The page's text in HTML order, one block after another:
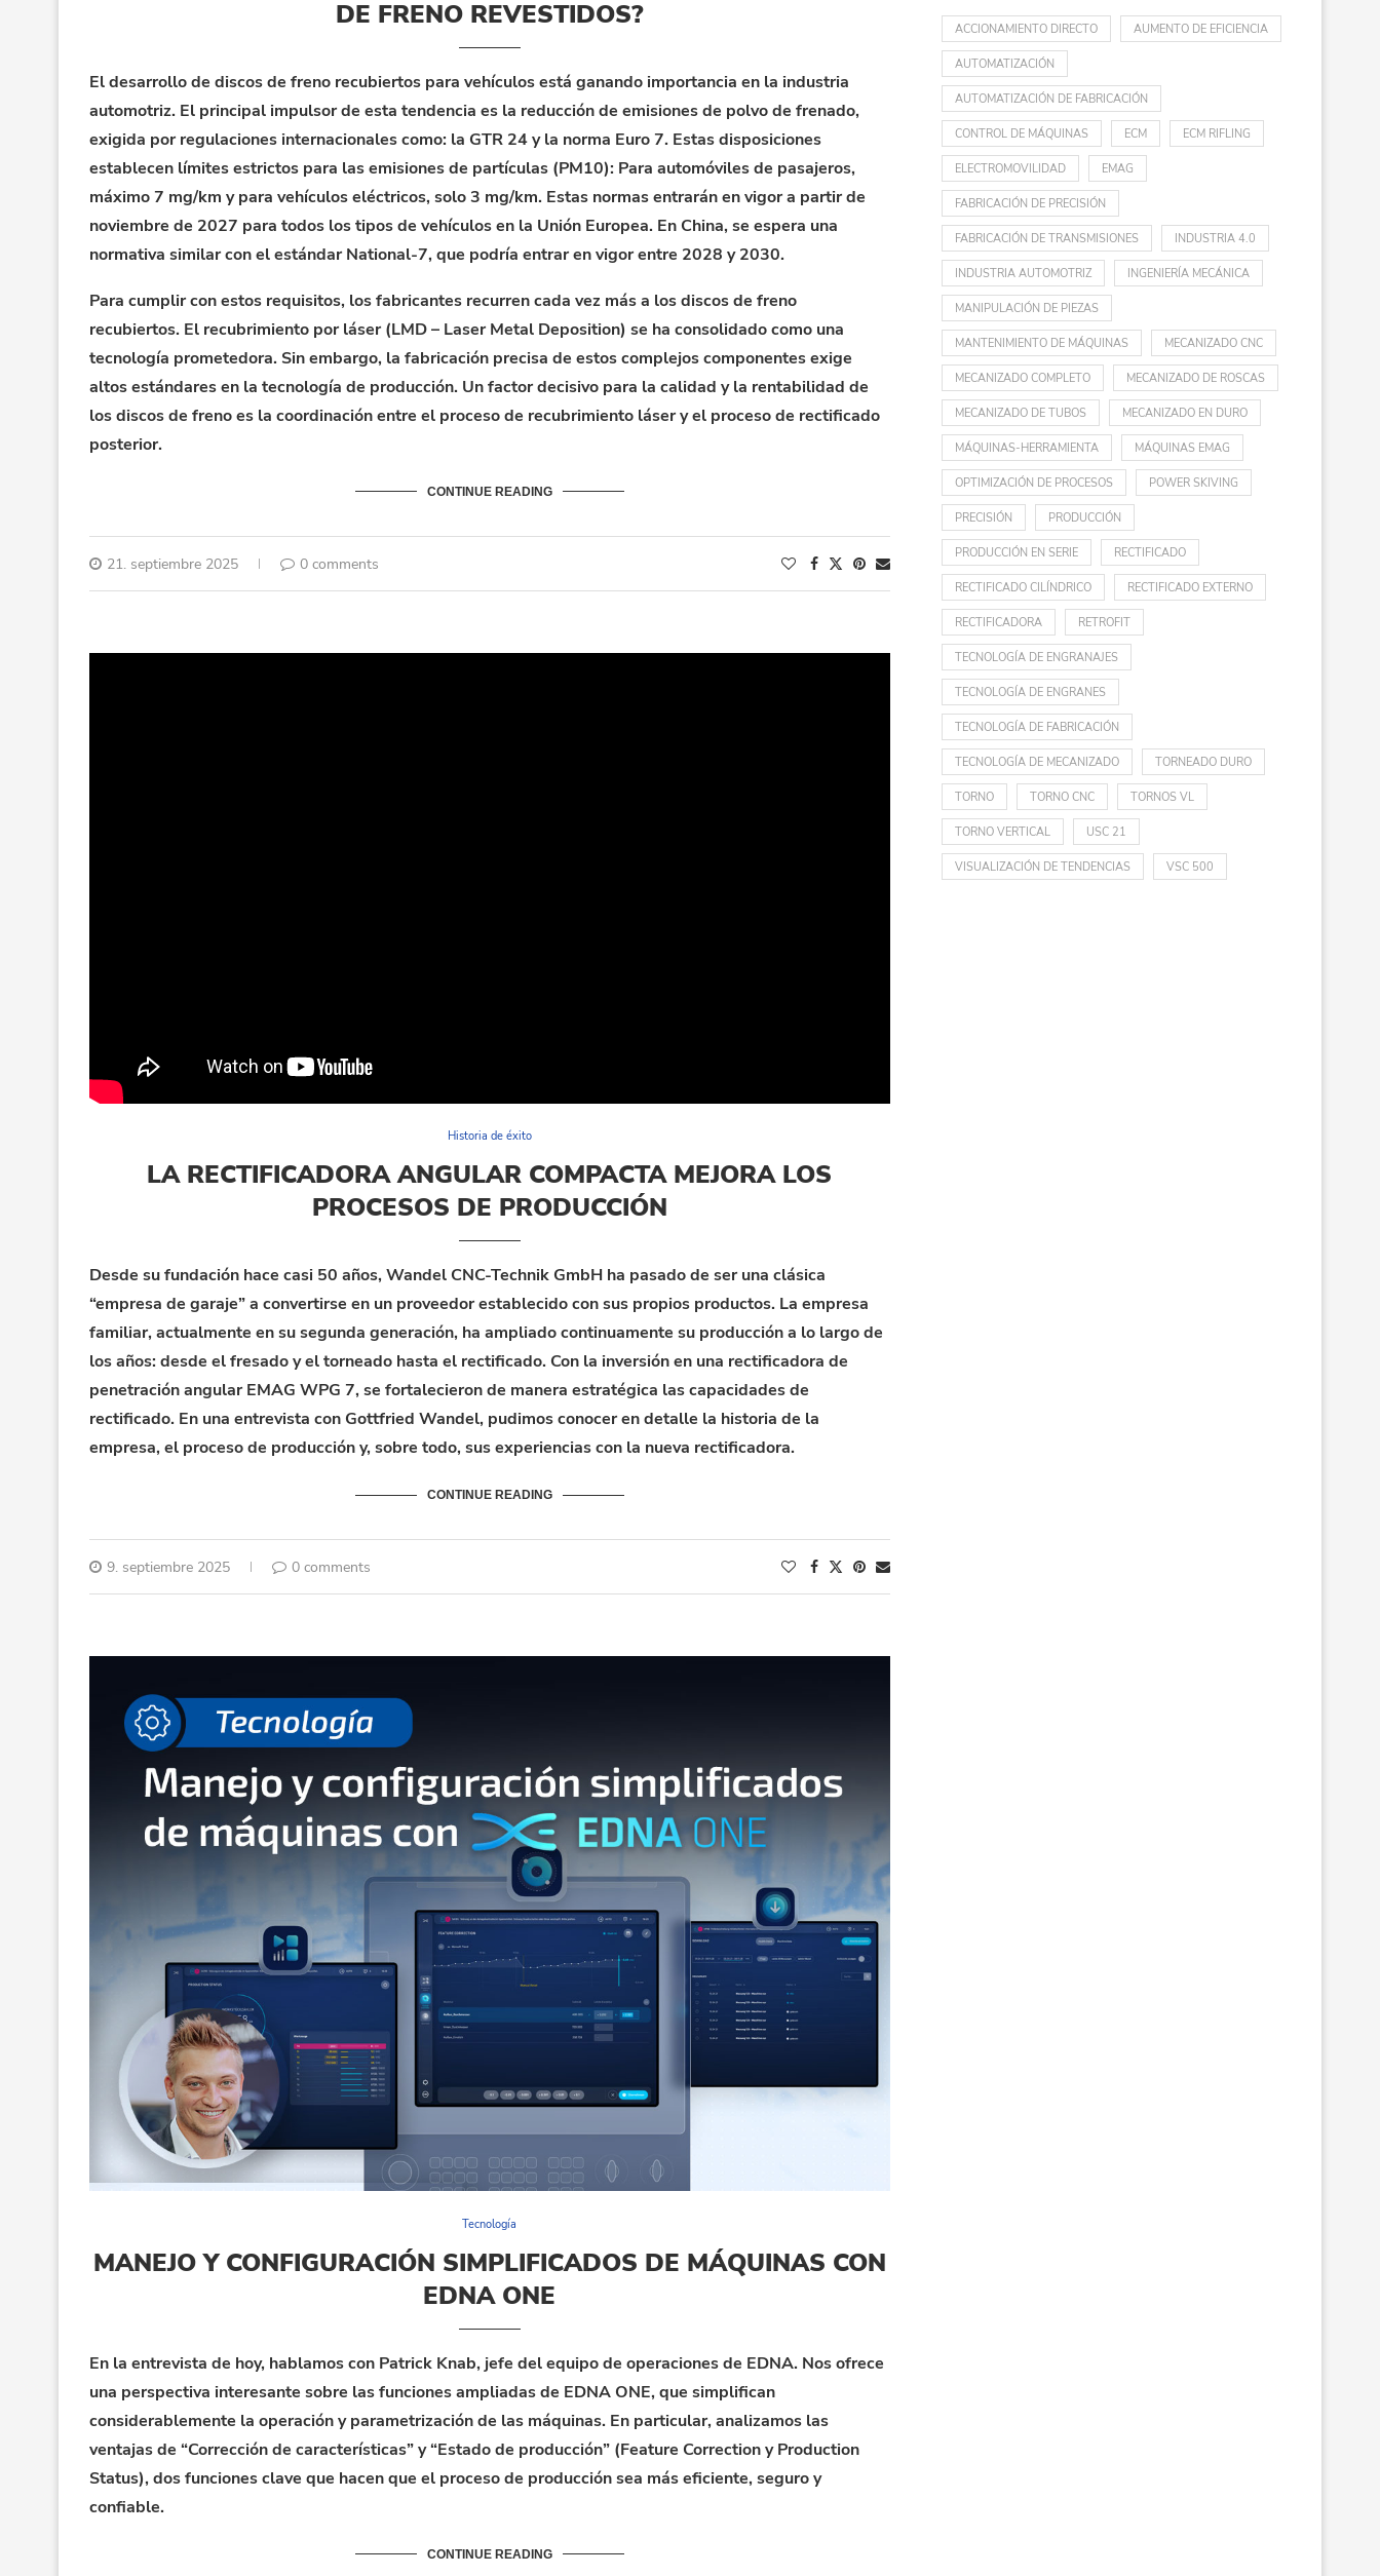
DE FRENO REVESTIDOS?
El desarrollo de discos de freno recubiertos para vehículos está ganando importancia en la industria
automotriz. El principal impulsor de esta tendencia es la reducción de emisiones de polvo de frenado,
exigida por regulaciones internacionales como: la GTR 24 y la norma Euro 7. Estas disposiciones
establecen límites estrictos para las emisiones de partículas (PM10): Para automóviles de pasajeros,
máximo 7 mg/km y para vehículos eléctricos, solo 3 mg/km. Estas normas entrarán en vigor a partir de
noviembre de 2027 para todos los tipos de vehículos en la Unión Europea. En China, se espera una
normativa similar con el estándar National-7, que podría entrar en vigor entre 2028 y 2030.
Para cumplir con estos requisitos, los fabricantes recurren cada vez más a los discos de freno
recubiertos. El recubrimiento por láser (LMD – Laser Metal Deposition) se ha consolidado como una
tecnología prometedora. Sin embargo, la fabricación precisa de estos complejos componentes exige
altos estándares en la tecnología de producción. Un factor decisivo para la calidad y la rentabilidad de
los discos de freno es la coordinación entre el proceso de recubrimiento láser y el proceso de rectificado
posterior.
CONTINUE READING
21. septiembre 2025 0 comments
Historia de éxito
LA RECTIFICADORA ANGULAR COMPACTA MEJORA LOS
PROCESOS DE PRODUCCIÓN
Desde su fundación hace casi 50 años, Wandel CNC-Technik GmbH ha pasado de ser una clásica
“empresa de garaje” a convertirse en un proveedor establecido con sus propios productos. La empresa
familiar, actualmente en su segunda generación, ha ampliado continuamente su producción a lo largo de
los años: desde el fresado y el torneado hasta el rectificado. Con la inversión en una rectificadora de
penetración angular EMAG WPG 7, se fortalecieron de manera estratégica las capacidades de
rectificado. En una entrevista con Gottfried Wandel, pudimos conocer en detalle la historia de la
empresa, el proceso de producción y, sobre todo, sus experiencias con la nueva rectificadora.
CONTINUE READING
9. septiembre 2025 0 comments
Tecnología
MANEJO Y CONFIGURACIÓN SIMPLIFICADOS DE MÁQUINAS CON
EDNA ONE
En la entrevista de hoy, hablamos con Patrick Knab, jefe del equipo de operaciones de EDNA. Nos ofrece
una perspectiva interesante sobre las funciones ampliadas de EDNA ONE, que simplifican
considerablemente la operación y parametrización de las máquinas. En particular, analizamos las
ventajas de “Corrección de características” y “Estado de producción” (Feature Correction y Production
Status), dos funciones clave que hacen que el proceso de producción sea más eficiente, seguro y
confiable.
CONTINUE READING
ACCIONAMIENTO DIRECTO AUMENTO DE EFICIENCIA
AUTOMATIZACIÓN
AUTOMATIZACIÓN DE FABRICACIÓN
CONTROL DE MÁQUINAS ECM ECM RIFLING
ELECTROMOVILIDAD EMAG
FABRICACIÓN DE PRECISIÓN
FABRICACIÓN DE TRANSMISIONES INDUSTRIA 4.0
INDUSTRIA AUTOMOTRIZ INGENIERÍA MECÁNICA
MANIPULACIÓN DE PIEZAS
MANTENIMIENTO DE MÁQUINAS MECANIZADO CNC
MECANIZADO COMPLETO MECANIZADO DE ROSCAS
MECANIZADO DE TUBOS MECANIZADO EN DURO
MÁQUINAS-HERRAMIENTA MÁQUINAS EMAG
OPTIMIZACIÓN DE PROCESOS POWER SKIVING
PRECISIÓN PRODUCCIÓN
PRODUCCIÓN EN SERIE RECTIFICADO
RECTIFICADO CILÍNDRICO RECTIFICADO EXTERNO
RECTIFICADORA RETROFIT
TECNOLOGÍA DE ENGRANAJES
TECNOLOGÍA DE ENGRANES
TECNOLOGÍA DE FABRICACIÓN
TECNOLOGÍA DE MECANIZADO TORNEADO DURO
TORNO TORNO CNC TORNOS VL
TORNO VERTICAL USC 21
VISUALIZACIÓN DE TENDENCIAS VSC 500